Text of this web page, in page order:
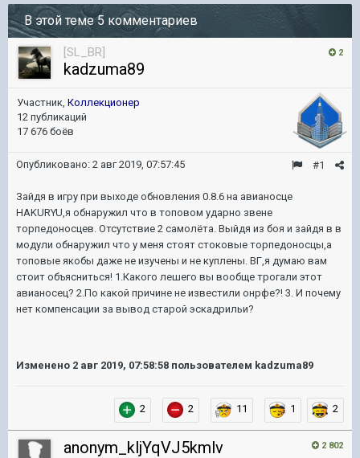
В этой теме 5 комментариев
2
[SL_BR]
kadzuma89
Участник, Коллекционер
12 публикаций
17 676 боёв
#1
Опубликовано: 2 авг 2019, 07:57:45
Зайдя в игру при выходе обновления 0.8.6 на авианосце
HAKURYU,я обнаружил что в топовом ударно звене
торпедоносцев. Отсутствие 2 самолёта. Выйдя из боя и зайдя в в
модули обнаружил что у меня стоят стоковые торпедоносцы,а
топовые якобы даже не изучены и не куплены. ВГ,я думаю вам
стоит объясниться! 1.Какого лешего вы вообще трогали этот
авианосец? 2.По какой причине не известили онрфе?! 3. И почему
нет компенсации за вывод старой эскадрильи?
Изменено 2 авг 2019, 07:58:58 пользователем kadzuma89
2 2 11 1 2
2 802
anonym_kljYqVJ5kmlv